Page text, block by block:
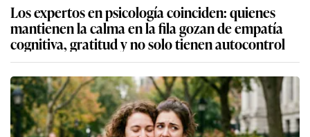
Los expertos en psicología coinciden: quienes
mantienen la calma en la fila gozan de empatía
cognitiva, gratitud y no solo tienen autocontrol